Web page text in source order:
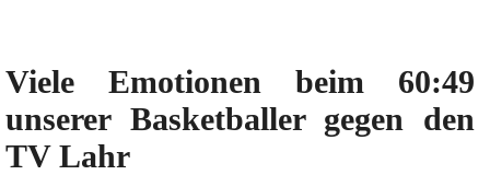
Viele Emotionen beim 60:49
unserer Basketballer gegen den
TV Lahr